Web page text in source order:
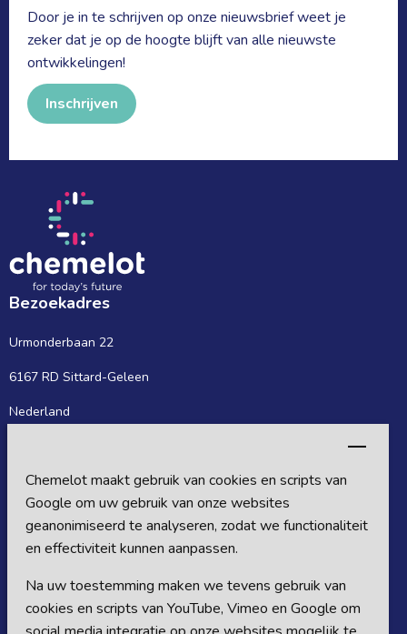
Chemelot maakt gebruik van cookies en scripts van
Google om uw gebruik van onze websites
geanonimiseerd te analyseren, zodat we functionaliteit
en effectiviteit kunnen aanpassen.
Na uw toestemming maken we tevens gebruik van
cookies en scripts van YouTube, Vimeo en Google om
Door je in te schrijven op onze nieuwsbrief weet je
zeker dat je op de hoogte blijft van alle nieuwste
ontwikkelingen!
Inschrijven
Bezoekadres
Urmonderbaan 22
6167 RD Sittard-Geleen
Nederland
Postbus 27
6160 MB Sittard-Geleen
Nederland
Volg ons op sociale media